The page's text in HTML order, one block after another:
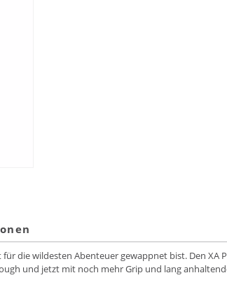
wildesten Abenteuer gewappnet bist. Den XA
und jetzt mit noch mehr Grip und lang